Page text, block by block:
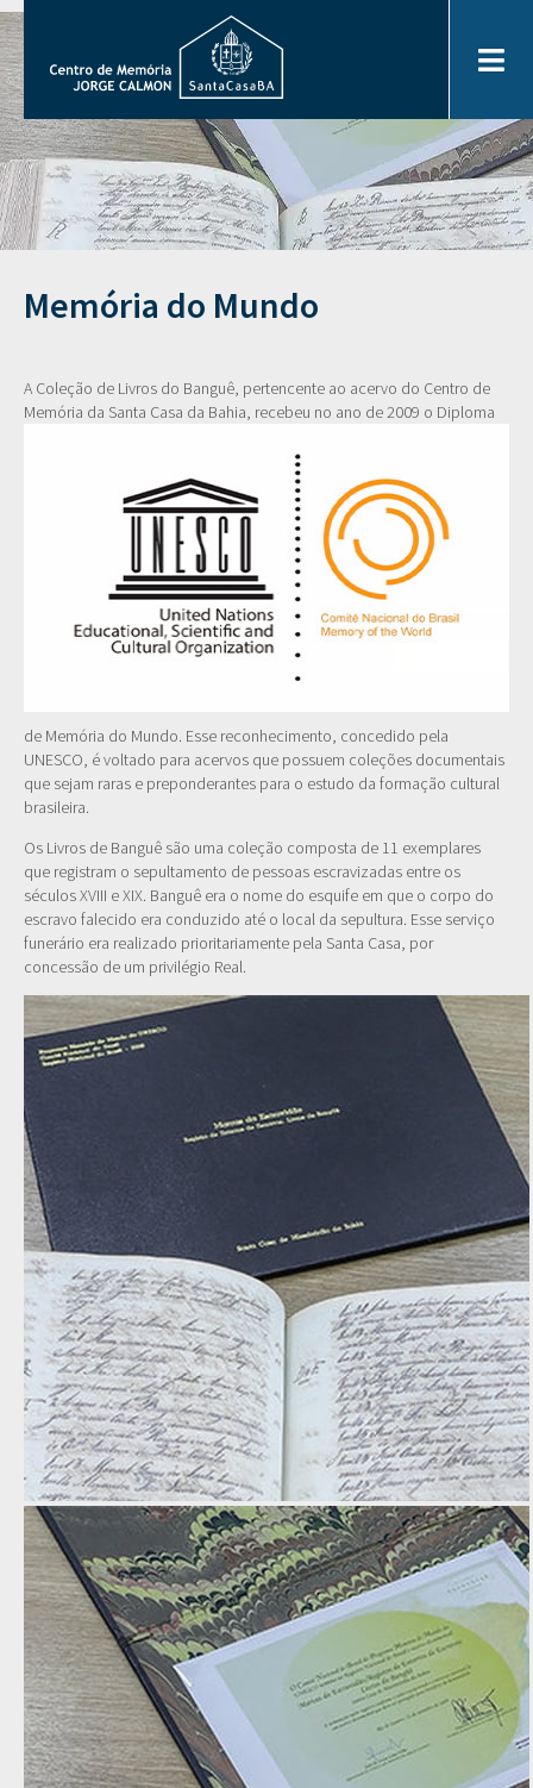
Memória do Mundo
A Coleção de Livros do Banguê, pertencente ao acervo do Centro de
Memória da Santa Casa da Bahia, recebeu no ano de 2009 o Diploma
de Memória do Mundo. Esse reconhecimento, concedido pela
UNESCO, é voltado para acervos que possuem coleções documentais
que sejam raras e preponderantes para o estudo da formação cultural
brasileira.
Os Livros de Banguê são uma coleção composta de 11 exemplares
que registram o sepultamento de pessoas escravizadas entre os
séculos XVIII e XIX. Banguê era o nome do esquife em que o corpo do
escravo falecido era conduzido até o local da sepultura. Esse serviço
funerário era realizado prioritariamente pela Santa Casa, por
concessão de um privilégio Real.